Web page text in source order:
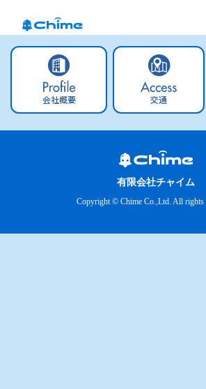
会社概要 交通
有限会社チャイム
Copyright © Chime Co.,Ltd. All rights